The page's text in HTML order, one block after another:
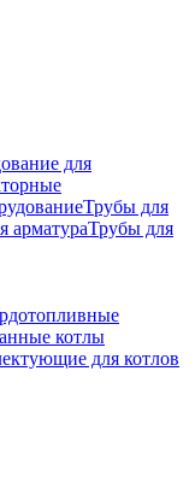
для
Трубы для
арматураТрубы для
котлы
для котлов